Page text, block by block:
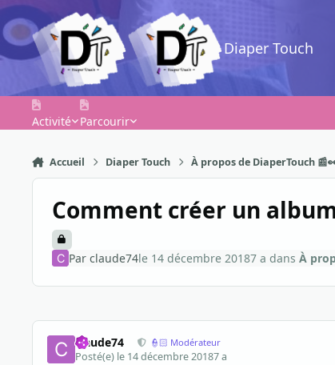
Aller au contenu
Diaper Touch
Activité Parcourir
Accueil Diaper Touch À propos de DiaperTouch
Comment créer un
Par claude74le 14 décembre 20187 a dans À
claude74 👮🏻 Modérateur
Posté(e) le 14 décembre 20187 a